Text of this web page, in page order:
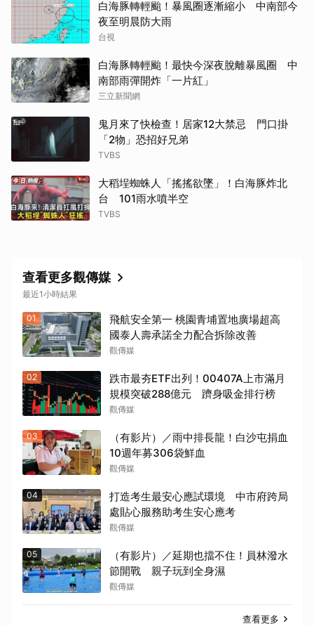
白海豚轉輕颱！暴風圈逐漸縮小 中南部今
夜至明晨防大雨
台視
白海豚轉輕颱！最快今深夜脫離暴風圈 中
南部雨彈開炸「一片紅」
三立新聞網
鬼月來了快檢查！居家12大禁忌 門口掛
「2物」恐招好兄弟
TVBS
大稻埕蜘蛛人「搖搖欲墜」！白海豚炸北
台 101雨水噴半空
TVBS
查看更多觀傳媒
最近1小時結果
01
飛航安全第一 桃園青埔置地廣場超高
國泰人壽承諾全力配合拆除改善
觀傳媒
02
跌市最夯ETF出列！00407A上市滿月
規模突破288億元 躋身吸金排行榜
觀傳媒
03
（有影片）／雨中排長龍！白沙屯捐血
10週年募306袋鮮血
觀傳媒
04
打造考生最安心應試環境 中市府跨局
處貼心服務助考生安心應考
觀傳媒
05
（有影片）／延期也擋不住！員林潑水
節開戰 親子玩到全身濕
觀傳媒
查看更多